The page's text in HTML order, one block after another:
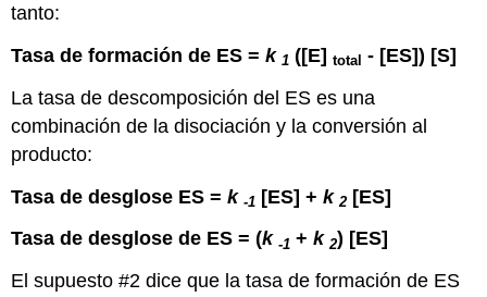
tanto:
Tasa de formación de ES =k 1 ([E]total - [ES]) [S]
La tasa de descomposición del ES es una
combinación de la disociación y la conversión al
producto:
Tasa de desglose ES =k -1 [ES] +k 2 [ES]
Tasa de desglose de ES = (k -1 +k 2) [ES]
El supuesto #2 dice que la tasa de formación de ES